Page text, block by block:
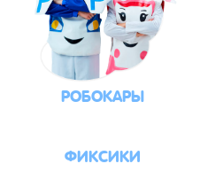
РОБОКАРЫ
ФИКСИКИ